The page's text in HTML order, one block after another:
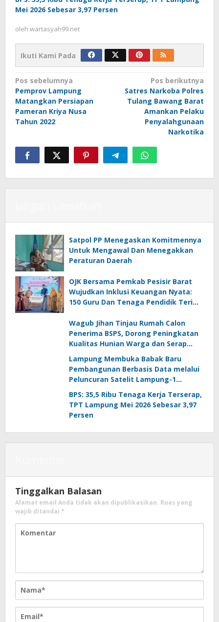
Mei 2026 Sebesar 3,97 Persen
oleh wartasyah99.net
Ikuti Kami Pada
Navigasi
pos
Pos sebelumnya
Pemprov Lampung
Matangkan Persiapan
Pameran Kriya Nusa
Tahun 2022
Pos berikutnya
Satres Narkoba Polres
Tulang Bawang Barat
Amankan Pelaku
Penyalahgunaan
Narkotika
Satpol PP Menegaskan Komitmennya
Untuk Mengawal Dan Menegakkan
Peraturan Daerah
OJK Bersama Pemkab Pesisir Barat
Wujudkan Inklusi Keuangan Nyata:
150 Guru Dan Tenaga Pendidik Terima
Wagub Jihan Tinjau Rumah Calon
Penerima BSPS, Dorong Peningkatan
Kualitas Hunian Warga dan Serap
Aspirasi Masyarakat
Lampung Membuka Babak Baru
Pembangunan Berbasis Data melalui
Peluncuran Satelit Lampung-1
Berbasis AI
BPS: 35,5 Ribu Tenaga Kerja Terserap,
TPT Lampung Mei 2026 Sebesar 3,97
Persen
Tinggalkan Balasan
Alamat email Anda tidak akan dipublikasikan. Ruas yang
wajib ditandai *